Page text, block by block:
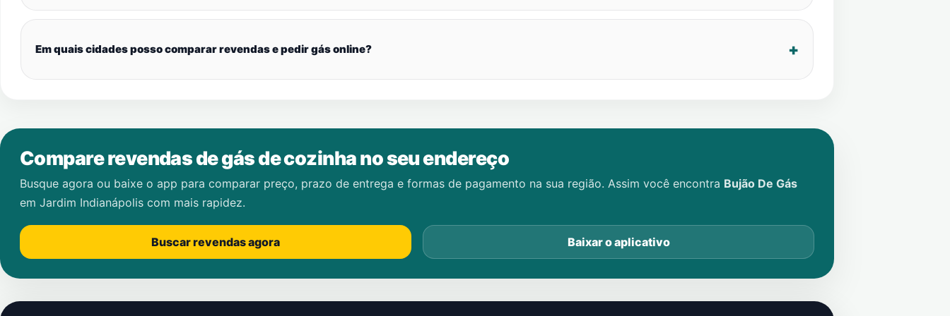
Em quais cidades posso comparar revendas e pedir gás online?
Compare revendas de gás de cozinha no seu endereço
Busque agora ou baixe o app para comparar preço, prazo de entrega e formas de pagamento na sua região. Assim você encontra Bujão De Gás
em Jardim Indianápolis com mais rapidez.
Buscar revendas agora Baixar o aplicativo